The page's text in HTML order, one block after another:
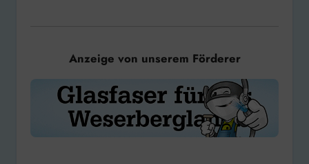
Anzeige von unserem Förderer